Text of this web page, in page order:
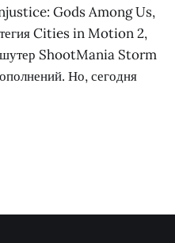
Gods Among Us,
Cities in Motion 2,
шутер ShootMania Storm
Но, сегодня